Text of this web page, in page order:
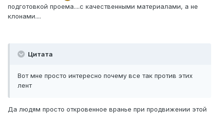
подготовкой проема....с качественными материалами, а не
клонами....
Цитата
Вот мне просто интересно почему все так против этих
лент
Да людям просто откровенное вранье при продвижении этой